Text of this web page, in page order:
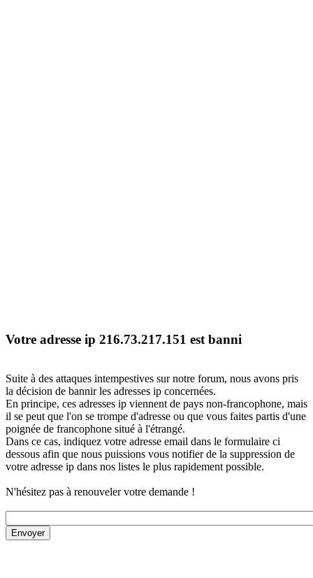
Votre adresse ip 216.73.217.151 est banni
Suite à des attaques intempestives sur notre forum, nous avons pris
la décision de bannir les adresses ip concernées.
En principe, ces adresses ip viennent de pays non-francophone, mais
il se peut que l'on se trompe d'adresse ou que vous faites partis d'une
poignée de francophone situé à l'étrangé.
Dans ce cas, indiquez votre adresse email dans le formulaire ci
dessous afin que nous puissions vous notifier de la suppression de
votre adresse ip dans nos listes le plus rapidement possible.
N'hésitez pas à renouveler votre demande !